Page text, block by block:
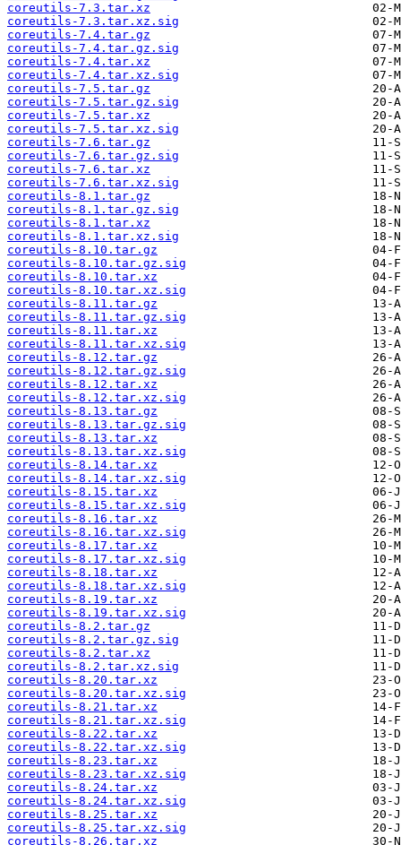
coreutils-7.3.tar.xz
coreutils-7.3.tar.xz.sig
coreutils-7.4.tar.gz
coreutils-7.4.tar.gz.sig
coreutils-7.4.tar.xz
coreutils-7.4.tar.xz.sig
coreutils-7.5.tar.gz
coreutils-7.5.tar.gz.sig
coreutils-7.5.tar.xz
coreutils-7.5.tar.xz.sig
coreutils-7.6.tar.gz
coreutils-7.6.tar.gz.sig
coreutils-7.6.tar.xz
coreutils-7.6.tar.xz.sig
coreutils-8.1.tar.gz
coreutils-8.1.tar.gz.sig
coreutils-8.1.tar.xz
coreutils-8.1.tar.xz.sig
coreutils-8.10.tar.gz
coreutils-8.10.tar.gz.sig
coreutils-8.10.tar.xz
coreutils-8.10.tar.xz.sig
coreutils-8.11.tar.gz
coreutils-8.11.tar.gz.sig
coreutils-8.11.tar.xz
coreutils-8.11.tar.xz.sig
coreutils-8.12.tar.gz
coreutils-8.12.tar.gz.sig
coreutils-8.12.tar.xz
coreutils-8.12.tar.xz.sig
coreutils-8.13.tar.gz
coreutils-8.13.tar.gz.sig
coreutils-8.13.tar.xz
coreutils-8.13.tar.xz.sig
coreutils-8.14.tar.xz
coreutils-8.14.tar.xz.sig
coreutils-8.15.tar.xz
coreutils-8.15.tar.xz.sig
coreutils-8.16.tar.xz
coreutils-8.16.tar.xz.sig
coreutils-8.17.tar.xz
coreutils-8.17.tar.xz.sig
coreutils-8.18.tar.xz
coreutils-8.18.tar.xz.sig
coreutils-8.19.tar.xz
coreutils-8.19.tar.xz.sig
coreutils-8.2.tar.gz
coreutils-8.2.tar.gz.sig
coreutils-8.2.tar.xz
coreutils-8.2.tar.xz.sig
coreutils-8.20.tar.xz
coreutils-8.20.tar.xz.sig
coreutils-8.21.tar.xz
coreutils-8.21.tar.xz.sig
coreutils-8.22.tar.xz
coreutils-8.22.tar.xz.sig
coreutils-8.23.tar.xz
coreutils-8.23.tar.xz.sig
coreutils-8.24.tar.xz
coreutils-8.24.tar.xz.sig
coreutils-8.25.tar.xz
coreutils-8.25.tar.xz.sig
coreutils-8.26.tar.xz